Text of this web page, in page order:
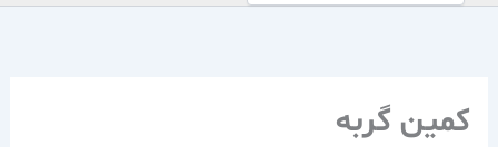
کمین گربه